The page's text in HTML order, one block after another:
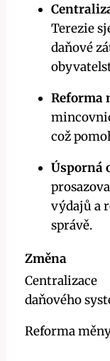
Terezie
daňové
Reforma
což
Úsporná
výdajů a
správě.
Změna
Centralizace
daňového
Reforma